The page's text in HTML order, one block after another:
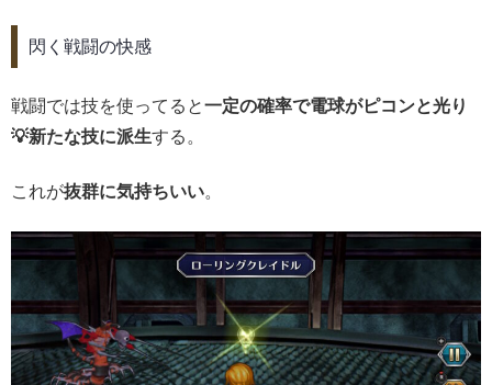
閃く戦闘の快感
戦闘では技を使ってると一定の確率で電球がピコンと光り
💡新たな技に派生する。
これが抜群に気持ちいい。